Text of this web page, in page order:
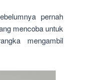
pernah
mencoba untuk
mengambil